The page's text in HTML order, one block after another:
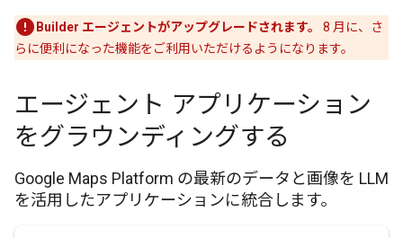
Builder エージェントがアップグレードされます。
8 月に、さ
らに便利になった機能をご利用いただけるようになります。
エージェント アプリケーション
をグラウンディングする
Google Maps Platform の最新のデータと画像を LLM
を活用したアプリケーションに統合します。